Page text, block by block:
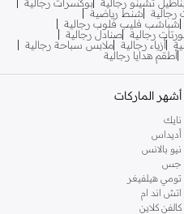
رجالية
شنط رياضية
شباشب فليب فلوب رجالية
رجالية صنادل رجالية
أزياء رجالية ملابس سباحة رجالية
أطقم هدايا رجالية
أشهر الماركات
نايك
أديداس
نيو بالانس
جس
تومي هيلفيغر
اتش اند ام
كالفن كلاين